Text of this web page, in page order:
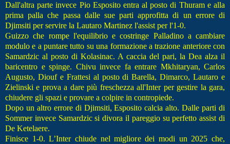
Dall'altra parte invece Pio Esposito entra al posto di Thuram e alla
prima palla che passa dalle sue parti approfitta di un errore di
Djimsiti per servire la Lautaro Martinez l'assist per l'1-0.
Guizzo che rompe l'equilibrio e costringe Palladino a cambiare
modulo e a puntare tutto su una formazione a trazione anteriore con
Samardzic al posto di Kolasinac. A caccia del pari, la Dea alza il
baricentro e spinge. Chivu invece fa entrare Mkhitaryan, Carlos
Augusto, Diouf e Frattesi al posto di Barella, Dimarco, Lautaro e
Zielinski e prova a dare più freschezza all'Inter per gestire la gara,
chiudere gli spazi e provare a colpire in contropiede.
Dopo un altro errore di Djimsiti, Esposito calcia alto. Dalle parti di
Sommer invece Samardzic si divora il pareggio su perfetto assist di
De Ketelaere.
Finisce 1-0. L’Inter chiude nel migliore dei modi un 2025 che,